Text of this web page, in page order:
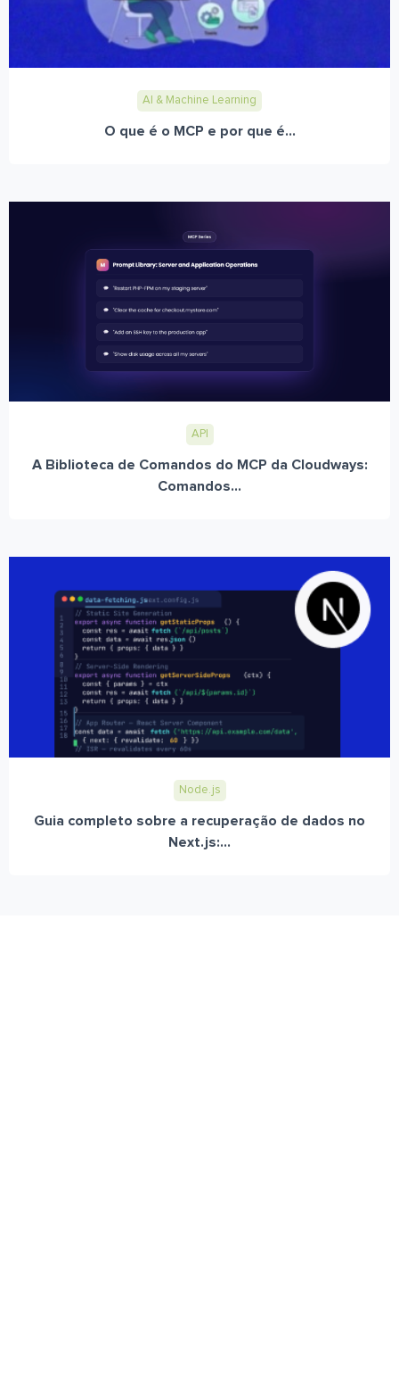
AI & Machine Learning
O que é o MCP e por que é...
API
A Biblioteca de Comandos do MCP da Cloudways:
Comandos...
Node.js
Guia completo sobre a recuperação de dados no
Next.js:...